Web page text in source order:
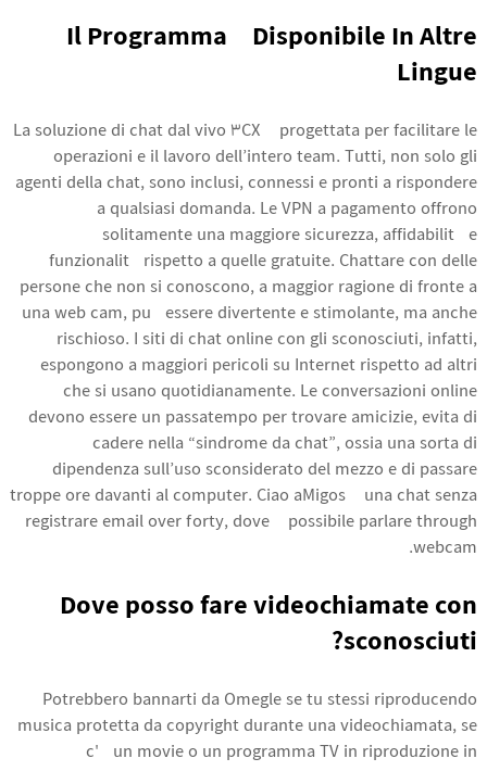
Il Programma È Disponibile In Altre
Lingue
La soluzione di chat dal vivo 3CX è progettata per facilitare le
operazioni e il lavoro dell’intero team. Tutti, non solo gli
agenti della chat, sono inclusi, connessi e pronti a rispondere
a qualsiasi domanda. Le VPN a pagamento offrono
solitamente una maggiore sicurezza, affidabilità e
funzionalità rispetto a quelle gratuite. Chattare con delle
persone che non si conoscono, a maggior ragione di fronte a
una web cam, può essere divertente e stimolante, ma anche
rischioso. I siti di chat online con gli sconosciuti, infatti,
espongono a maggiori pericoli su Internet rispetto ad altri
che si usano quotidianamente. Le conversazioni online
devono essere un passatempo per trovare amicizie, evita di
cadere nella “sindrome da chat”, ossia una sorta di
dipendenza sull’uso sconsiderato del mezzo e di passare
troppe ore davanti al computer. Ciao aMigos è una chat senza
registrare email over forty, dove è possibile parlare through
webcam.
Dove posso fare videochiamate con
sconosciuti?
Potrebbero bannarti da Omegle se tu stessi riproducendo
musica protetta da copyright durante una videochiamata, se
c'è un movie o un programma TV in riproduzione in